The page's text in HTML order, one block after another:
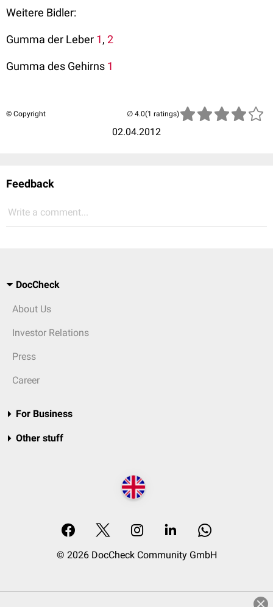
Weitere Bidler:
Gumma der Leber 1, 2
Gumma des Gehirns 1
© Copyright
02.04.2012
(1 ratings)
Feedback
Write a comment...
DocCheck
About Us
Investor Relations
Press
Career
For Business
Other stuff
© 2026 DocCheck Community GmbH